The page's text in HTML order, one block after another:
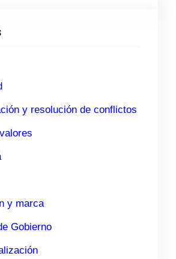
y resolución de conflictos
y marca
Gobierno